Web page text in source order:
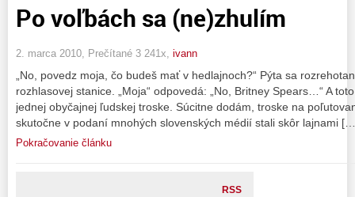
Po voľbách sa (ne)zhulím
2. marca 2010, Prečítané 3 241x, ivann
„No, povedz moja, čo budeš mať v hedlajnoch?“ Pýta sa
rozhlasovej stanice. „Moja“ odpovedá: „No, Britney Spears…“ A
jednej obyčajnej ľudskej troske. Súcitne dodám, troske na
skutočne v podaní mnohých slovenských médií stali skôr lajnami
Pokračovanie článku
RSS